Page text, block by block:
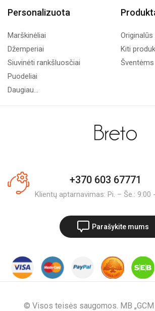
Personalizuota
Marškinėliai
Džemperiai
Siuvinėti rankšluosčiai
Puodeliai
Daugiau...
Kiti
Šventėms
+370 603 67771
Klientų aptarnavimas: Pi. – Še.: 9:00
Parašykite mums
© Visos teisės saugomos. MB „GCM